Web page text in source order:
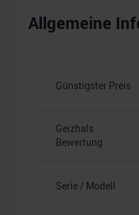
Allgemeine
Günstigster Preis
Geizhals
Bewertung
Serie / Modell